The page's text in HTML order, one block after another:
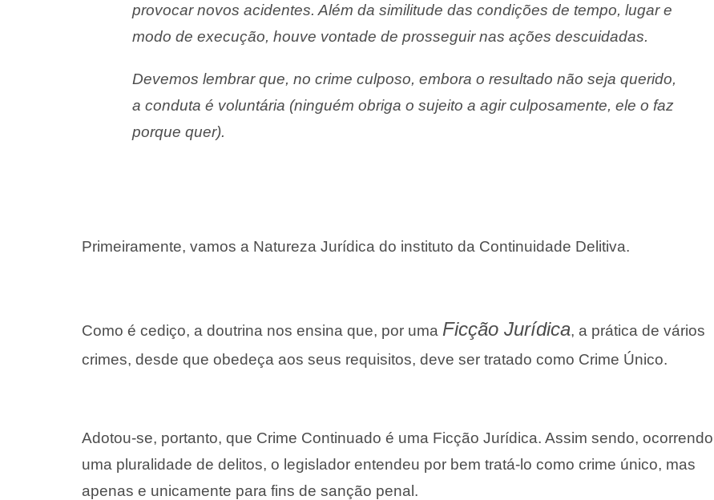
provocar novos acidentes. Além da similitude das condições de tempo, lugar e
modo de execução, houve vontade de prosseguir nas ações descuidadas.
Devemos lembrar que, no crime culposo, embora o resultado não seja querido,
a conduta é voluntária (ninguém obriga o sujeito a agir culposamente, ele o faz
porque quer).
Primeiramente, vamos a Natureza Jurídica do instituto da Continuidade Delitiva.
Como é cediço, a doutrina nos ensina que, por uma Ficção Jurídica, a prática de vários
crimes, desde que obedeça aos seus requisitos, deve ser tratado como Crime Único.
Adotou-se, portanto, que Crime Continuado é uma Ficção Jurídica. Assim sendo, ocorrendo
uma pluralidade de delitos, o legislador entendeu por bem tratá-lo como crime único, mas
apenas e unicamente para fins de sanção penal.